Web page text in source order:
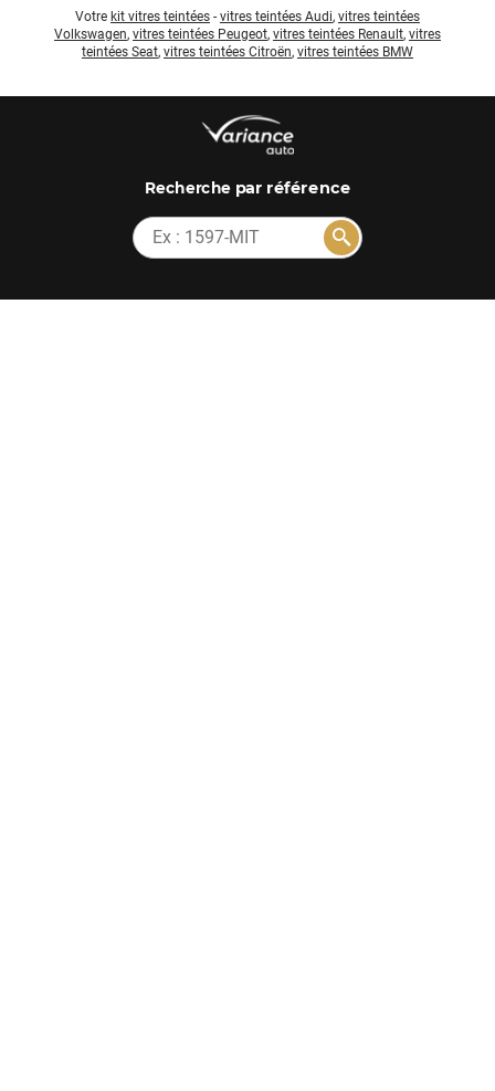
Votre kit vitres teintées - vitres teintées Audi, vitres teintées
Volkswagen, vitres teintées Peugeot, vitres teintées Renault, vitres
teintées Seat, vitres teintées Citroën, vitres teintées BMW
Recherchepar référence